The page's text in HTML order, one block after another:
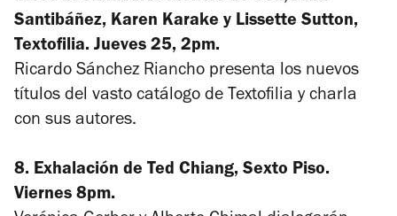
Santibáñez, Karen Karake y Lissette Sutton,
Textofilia. Jueves 25, 2pm.
Ricardo Sánchez Riancho presenta los nuevos
títulos del vasto catálogo de Textofilia y charla
con sus autores.
8. Exhalación de Ted Chiang, Sexto Piso.
Viernes 8pm.